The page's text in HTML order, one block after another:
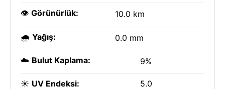
👁️ Görünürlük: 10.0 km
🌧️ Yağış: 0.0 mm
☁️ Bulut Kaplama: 9%
☀️ UV Endeksi: 5.0